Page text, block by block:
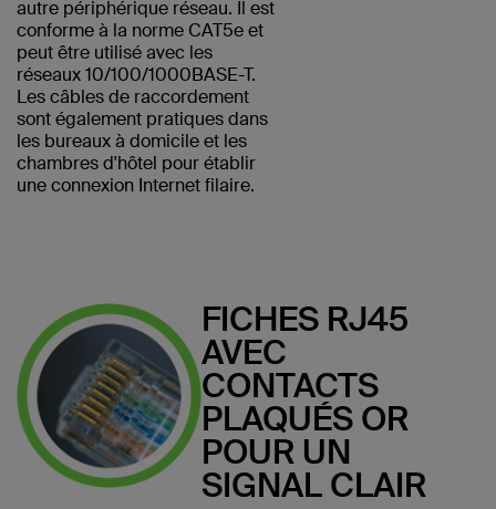
autre périphérique réseau. Il est
conforme à la norme CAT5e et
peut être utilisé avec les
réseaux 10/100/1000BASE-T.
Les câbles de raccordement
sont également pratiques dans
les bureaux à domicile et les
chambres d'hôtel pour établir
une connexion Internet filaire.
FICHES RJ45
AVEC
CONTACTS
PLAQUÉS OR
POUR UN
SIGNAL CLAIR